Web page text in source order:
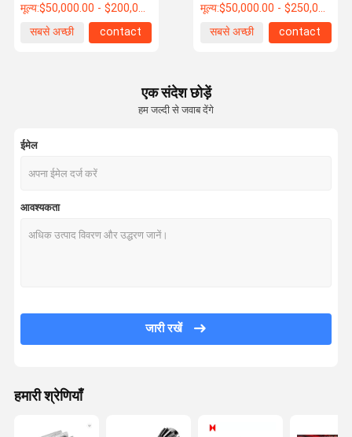
मूल्य:$50,000.00 - $200,000.00 / Set
सबसे अच्छी
contact
मूल्य:$50,000.00 - $250,000.00 / Set
सबसे अच्छी
contact
एक संदेश छोड़ें
हम जल्दी से जवाब देंगे
ईमेल
आवश्यकता
जारी रखें
हमारी श्रेणियाँ